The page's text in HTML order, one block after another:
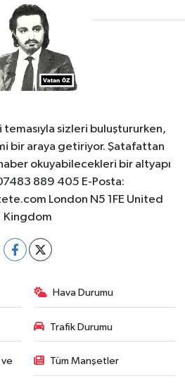
sizleri buluştururken,
bir araya getiriyor. Şatafattan
okuyabilecekleri bir altyapı
889 405 E-Posta:
London N5 1FE United
Kingdom
Hava Durumu
Trafik Durumu
ve
Tüm Manşetler